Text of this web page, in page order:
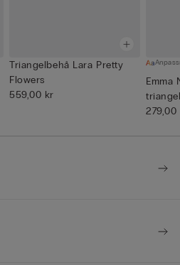
Triangelbehå Lara Pretty
Flowers
559,00 kr
Emma
279,00